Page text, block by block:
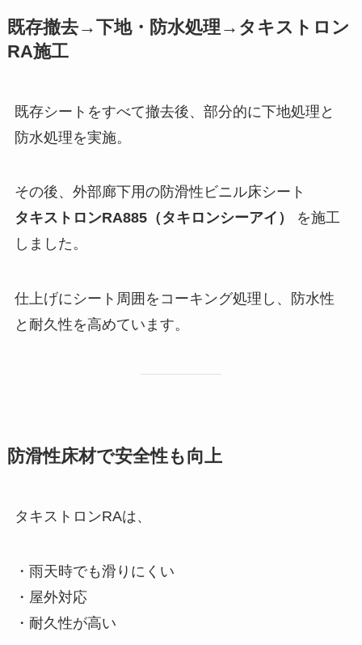
既存撤去→下地・防水処理→タキストロン
RA施工
既存シートをすべて撤去後、部分的に下地処理と
防水処理を実施。
その後、外部廊下用の防滑性ビニル床シート
タキストロンRA885（タキロンシーアイ）
を施工
しました。
仕上げにシート周囲をコーキング処理し、防水性
と耐久性を高めています。
防滑性床材で安全性も向上
タキストロンRAは、
・雨天時でも滑りにくい
・屋外対応
・耐久性が高い